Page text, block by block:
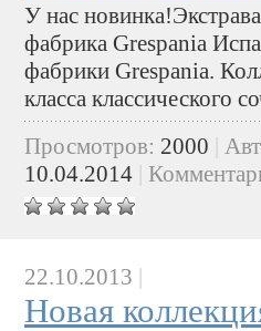
У нас
фабрика Grespania
фабрики Grespania.
класса классического
Просмотров: 2000
10.04.2014
22.10.2013 |
Новая